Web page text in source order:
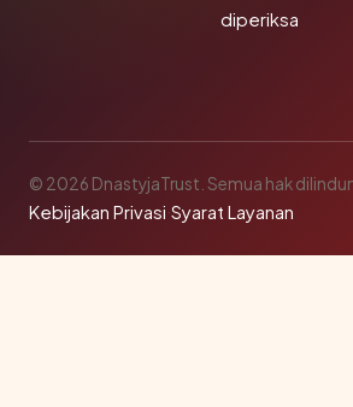
diperiksa
© 2026 DnastyjaTrust. Semua hak
Kebijakan Privasi·Syarat Layanan